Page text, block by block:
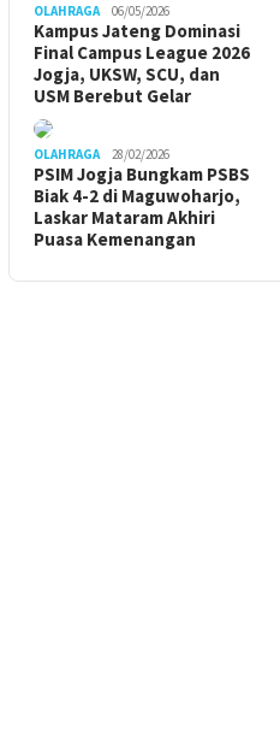
OLAHRAGA 06/05/2026
Kampus Jateng Dominasi
Final Campus League 2026
Jogja, UKSW, SCU, dan
USM Berebut Gelar
OLAHRAGA 28/02/2026
PSIM Jogja Bungkam PSBS
Biak 4-2 di Maguwoharjo,
Laskar Mataram Akhiri
Puasa Kemenangan